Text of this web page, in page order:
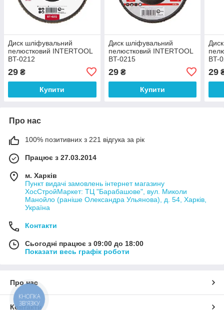
Диск шліфувальний
пелюстковий INTERTOOL
BT-0212
29 ₴
Купити
Диск шліфувальний
пелюстковий INTERTOOL
BT-0215
29₴
Купити
BT-
29
Про нас
100% позитивних з 221 відгука за рік
Працює з 27.03.2014
м. Харків
Пункт видачі замовлень інтернет магазину
ХосСтройМаркет: ТЦ "Барабашове", вул. Миколи
Манойло (раніше Олександра Ульянова), д. 54, Харків,
Україна
Контакти
Сьогодні працює з 09:00 до 18:00
Показати весь графік роботи
Про нас
Контакти
КНОПКА
ЗВ'ЯЗКУ